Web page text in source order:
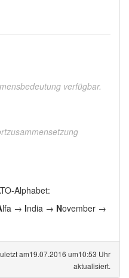
verfügbar.
Alphabet:
lfa → India → November →
am19.07.2016 um10:53 Uhr
aktualisiert.